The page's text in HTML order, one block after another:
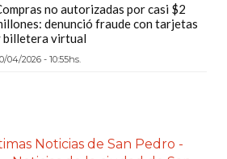
no autorizadas por casi $2
denunció fraude con tarjetas
billetera virtual
04/2026 - 10:55hs.
Noticias de San Pedro -